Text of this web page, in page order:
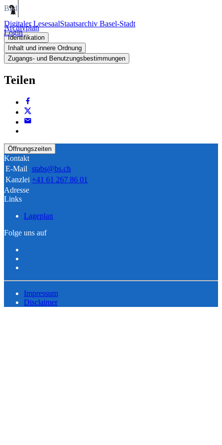
Digitaler LesesaalStaatsarchiv Basel-Stadt
Login
Bild
Archivplan
Identifikation
Inhalt und innere Ordnung
Zugangs- und Benutzungsbestimmungen
Teilen
Öffnungszeiten
Kontakt
E-Mail stabs@bs.ch
Kanzlei +41 61 267 86 01
Adresse
Links
Lageplan
Folge uns auf
Impressum
Disclaimer